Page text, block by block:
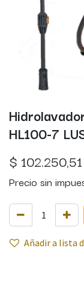
HL100-7
$ 102.250,51
Precio sin
Añadir a lista